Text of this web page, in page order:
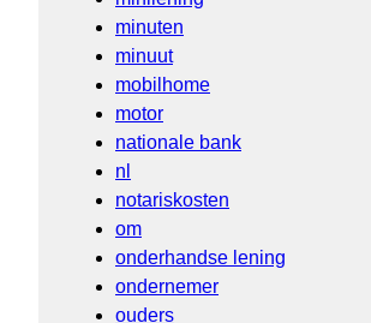
minuten
minuut
mobilhome
motor
nationale bank
nl
notariskosten
om
onderhandse lening
ondernemer
ouders